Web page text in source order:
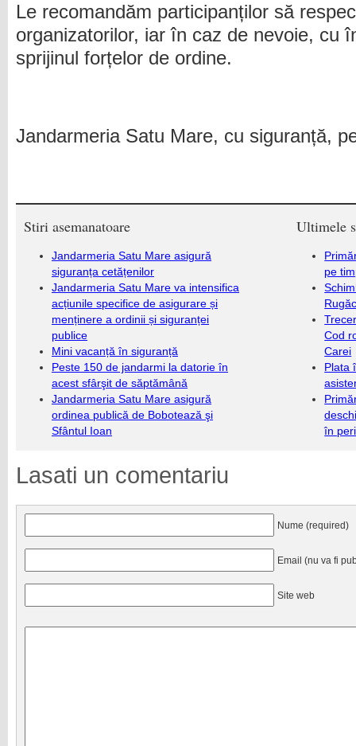
Le recomandăm participanților să
organizatorilor, iar în caz de nevoie, cu
sprijinul forțelor de ordine.
Jandarmeria Satu Mare, cu siguranță,
Stiri asemanatoare
Jandarmeria Satu Mare asigură
siguranța cetățenilor
Jandarmeria Satu Mare va intensifica
acțiunile specifice de asigurare și
menținere a ordinii și siguranței
publice
Mini vacanță în siguranță
Peste 150 de jandarmi la datorie în
acest sfârşit de săptămână
Jandarmeria Satu Mare asigură
ordinea publică de Bobotează şi
Sfântul Ioan
Ultimele
pe
Cod
Carei
Plata
în
Lasati un comentariu
Nume (required)
Email (nu va fi
Site web